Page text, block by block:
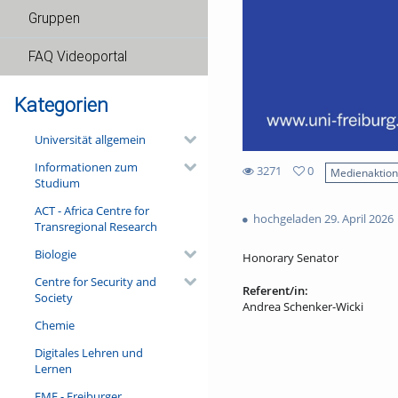
Gruppen
FAQ Videoportal
Kategorien
Universität allgemein
Informationen zum
Studium
ACT - Africa Centre for
Transregional Research
Biologie
Centre for Security and
Society
Chemie
Digitales Lehren und
Lernen
3271
views
0
hochgeladen 29. April 2026
Honorary Senator
Referent/in:
Andrea Schenker-Wicki